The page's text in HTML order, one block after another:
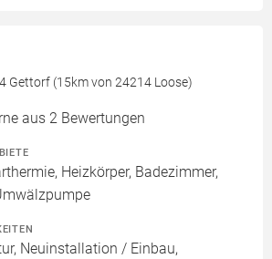
Gettorf (15km von 24214 Loose)
aus 2 Bewertungen
Heizkörper, Badezimmer,
Neuinstallation / Einbau,